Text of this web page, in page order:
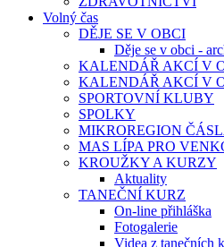
Volný čas
DĚJE SE V OBCI
Děje se v obci -
KALENDÁŘ AKCÍ V
KALENDÁŘ AKCÍ V
SPORTOVNÍ KLUBY
SPOLKY
MIKROREGION
MAS LÍPA PRO
KROUŽKY A KURZY
Aktuality
TANEČNÍ KURZ
On-line přihláška
Fotogalerie
Videa z tanečních